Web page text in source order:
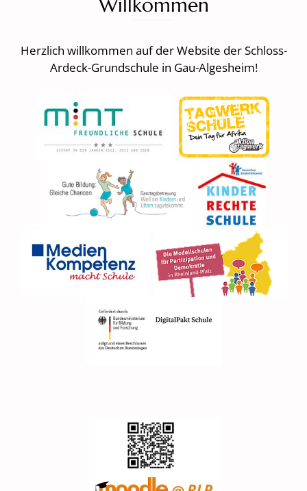
Willkommen
Herzlich willkommen auf der Website der Schloss-
Ardeck-Grundschule in Gau-Algesheim!